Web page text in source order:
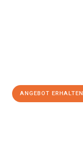
ANGEBOT ERHALTEN